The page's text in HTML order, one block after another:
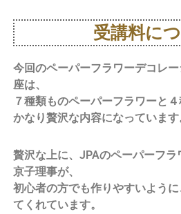
受講料に
今回のペーパーフラワーデコレ
座は、
７種類ものペーパーフラワーと４
かなり贅沢な内容になっています
贅沢な上に、JPAのペーパーフ
京子理事が、
初心者の方でも作りやすいよう
てくれています。